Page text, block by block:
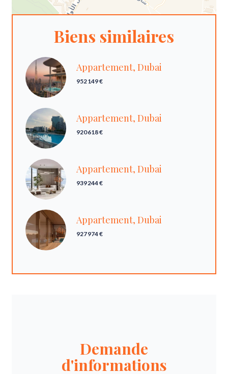
Biens similaires
Appartement, Dubai
952 149 €
Appartement, Dubai
920 618 €
Appartement, Dubai
939 244 €
Appartement, Dubai
927 974 €
Demande
d'informations